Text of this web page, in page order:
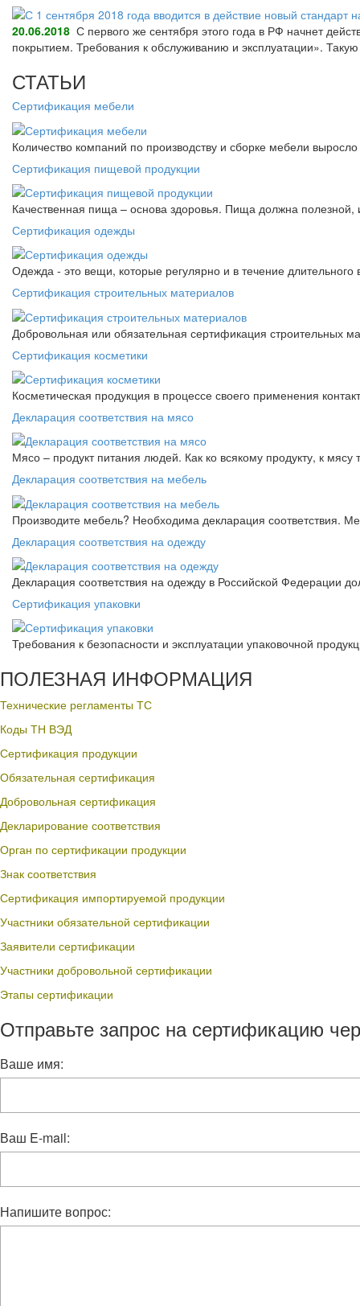
20.06.2018 С первого же сентября этого года в РФ начнет
покрытием. Требования к обслуживанию и эксплуатации».
СТАТЬИ
Сертификация мебели
Количество компаний по производству и сборке мебели
Сертификация пищевой продукции
Качественная пища – основа здоровья. Пища должна
Сертификация одежды
Одежда - это вещи, которые регулярно и в течение
Сертификация строительных материалов
Добровольная или обязательная сертификация строительных
Сертификация косметики
Косметическая продукция в процессе своего применения
Декларация соответствия на мясо
Мясо – продукт питания людей. Как ко всякому продукту, к мясу
Декларация соответствия на мебель
Производите мебель? Необходима декларация соответствия.
Декларация соответствия на одежду
Декларация соответствия на одежду в Российской Федерации
Сертификация упаковки
Требования к безопасности и эксплуатации упаковочной
ПОЛЕЗНАЯ ИНФОРМАЦИЯ
Технические регламенты ТС
Коды ТН ВЭД
Сертификация продукции
Обязательная сертификация
Добровольная сертификация
Декларирование соответствия
Орган по сертификации продукции
Знак соответствия
Сертификация импортируемой продукции
Участники обязательной сертификации
Заявители сертификации
Участники добровольной сертификации
Этапы сертификации
Отправьте запрос на сертификацию
Ваше имя:
Ваш E-mail:
Напишите вопрос: